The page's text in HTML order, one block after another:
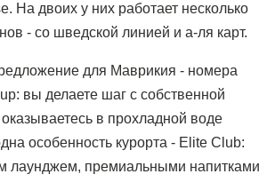
На двоих у них работает несколько
- со шведской линией и а-ля карт.
для Маврикия - номера
вы делаете шаг с собственной
в прохладной воде
особенность курорта - Elite Club:
лаунджем, премиальными напитками